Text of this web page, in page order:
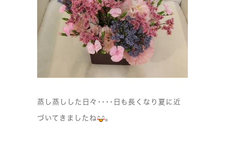
蒸し蒸しした日々････日も長くなり夏に近
づいてきましたね 。